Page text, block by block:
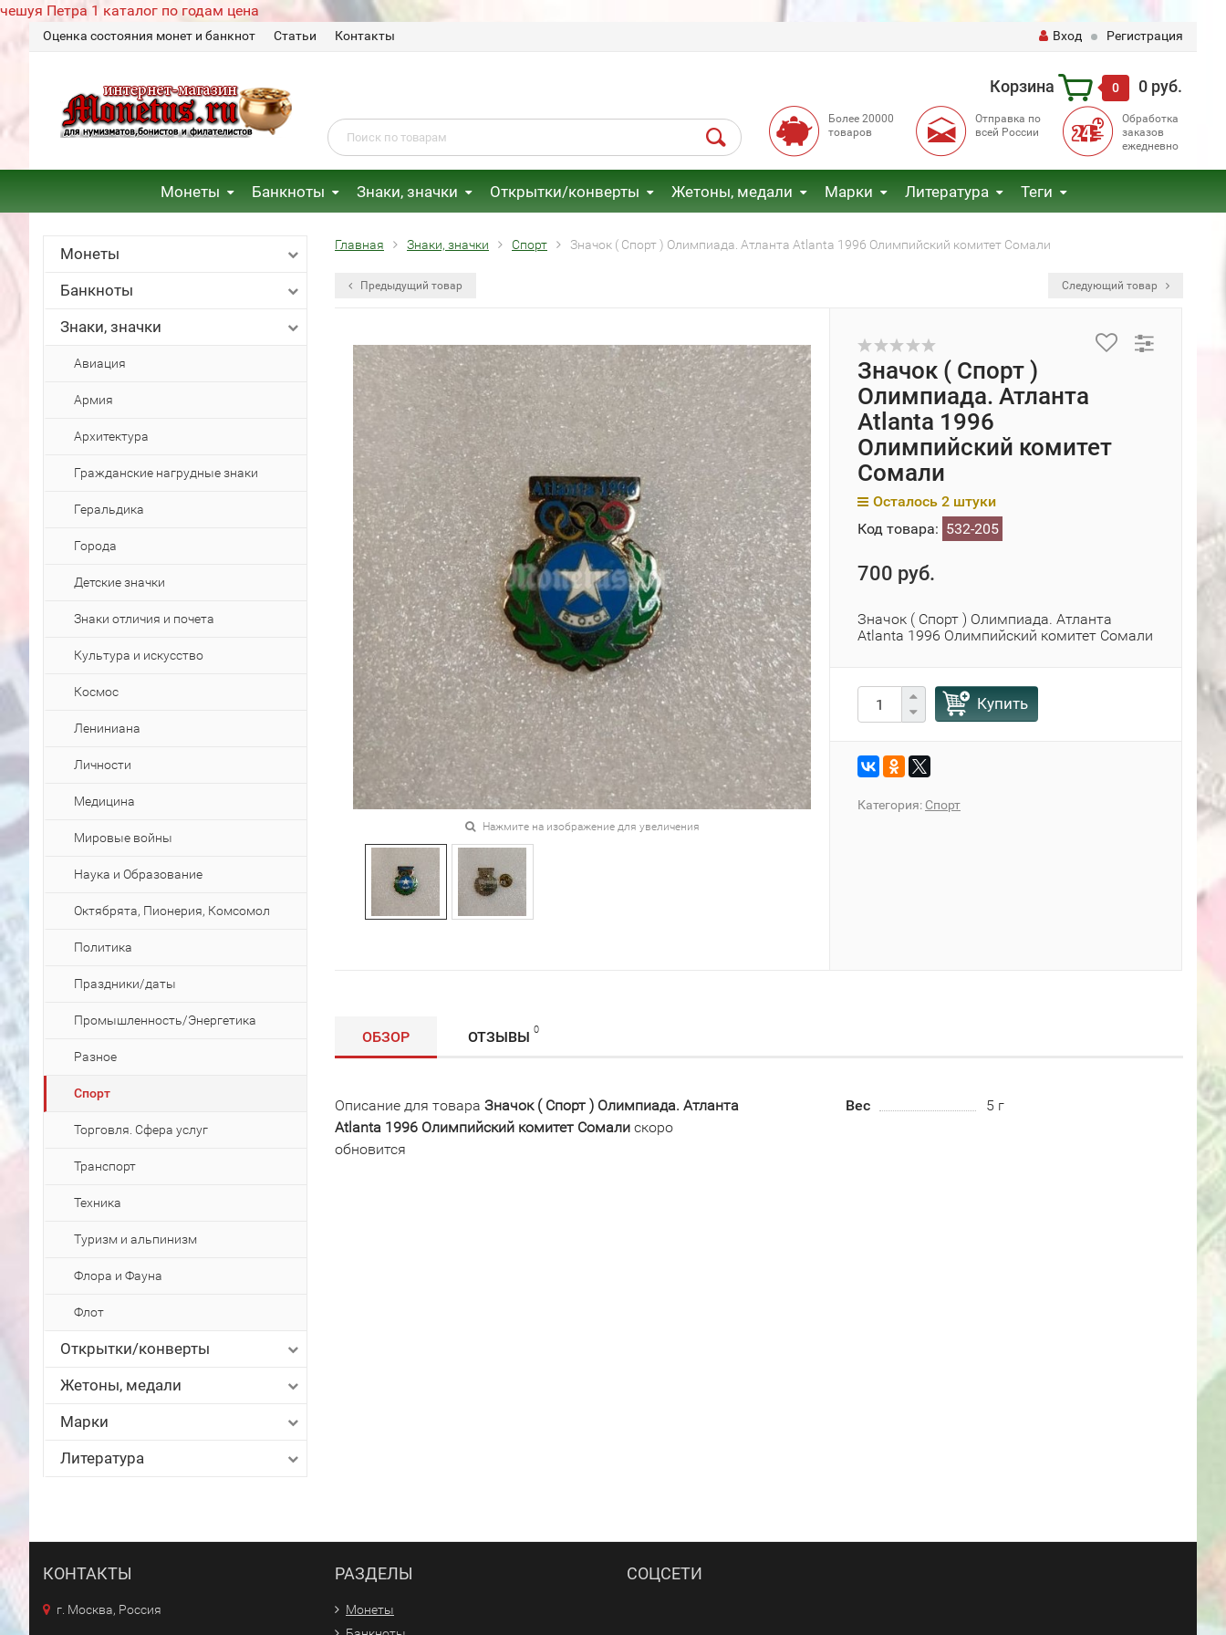
чешуя Петра 1 каталог по годам цена
Оценка состояния монет и банкнот Статьи Контакты Вход Регистрация
Корзина 0 0 руб.
Более 20000
товаров
Отправка по
всей России
Обработка
заказов
ежедневно
Монеты Банкноты Знаки, значки Открытки/конверты Жетоны, медали Марки Литература Теги
Монеты
Банкноты
Знаки, значки
Авиация
Армия
Архитектура
Гражданские нагрудные знаки
Геральдика
Города
Детские значки
Знаки отличия и почета
Культура и искусство
Космос
Лениниана
Личности
Медицина
Мировые войны
Наука и Образование
Октябрята, Пионерия, Комсомол
Политика
Праздники/даты
Промышленность/Энергетика
Разное
Спорт
Торговля. Сфера услуг
Транспорт
Техника
Туризм и альпинизм
Флора и Фауна
Флот
Открытки/конверты
Жетоны, медали
Марки
Литература
Главная Знаки, значки Спорт Значок ( Спорт ) Олимпиада. Атланта Atlanta 1996 Олимпийский комитет Сомали
Предыдущий товар Следующий товар
Нажмите на изображение для увеличения
Значок ( Спорт )
Олимпиада. Атланта
Atlanta 1996
Олимпийский комитет
Сомали
Осталось 2 штуки
Код товара: 532-205
700 руб.
Значок ( Спорт ) Олимпиада. Атланта
Atlanta 1996 Олимпийский комитет Сомали
Купить
Категория: Спорт
ОБЗОР ОТЗЫВЫ 0
Описание для товара Значок ( Спорт ) Олимпиада. Атланта
Atlanta 1996 Олимпийский комитет Сомали скоро
обновится
Вес 5 г
КОНТАКТЫ
г. Москва, Россия
РАЗДЕЛЫ
Монеты
СОЦСЕТИ